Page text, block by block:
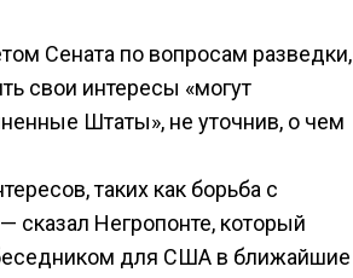
Сената по вопросам разведки,
свои интересы «могут
Штаты», не уточнив, о чем
таких как борьба с
сказал Негропонте, который
для США в ближайшие